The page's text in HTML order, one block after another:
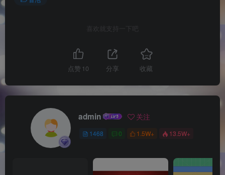
喜欢就支持一下吧
点赞 10 分享 收藏
admin 关注
1468 0 1.5W+ 13.5W+